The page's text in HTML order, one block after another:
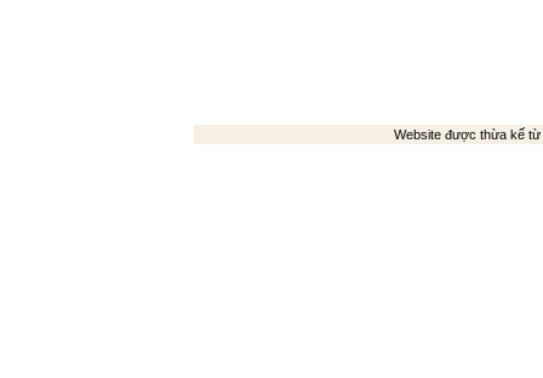
Website được thừa kế từ